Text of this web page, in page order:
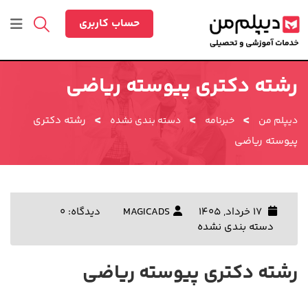
به
محتوا
حساب کاربری
رشته دکتری پیوسته ریاضی
دیپلم من > خبرنامه > دسته بندی نشده >
رشته دکتری
پیوسته ریاضی
MAGICADS
دیدگاه: 0
دسته بندی نشده
رشته دکتری پیوسته ریاضی